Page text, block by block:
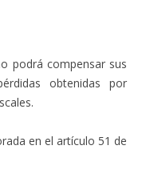
podrá compensar sus
obtenidas por
en el artículo 51 de